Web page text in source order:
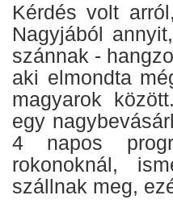
Kérdés volt
Nagyjából
szánnak -
aki elmondta
magyarok
egy
4 napos
rokonoknál,
szállnak meg,